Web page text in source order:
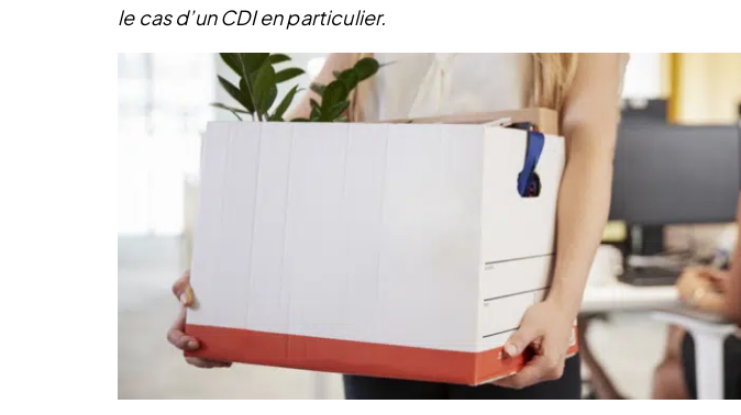
le cas d’un CDI en particulier.